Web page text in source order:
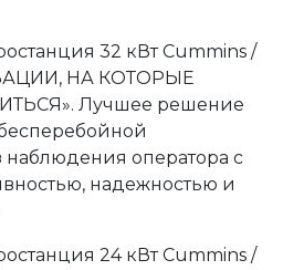
32 кВт Cummins /
НА КОТОРЫЕ
Лучшее решение
наблюдения оператора с
надежностью и
24 кВт Cummins /